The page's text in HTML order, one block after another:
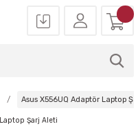
Asus X556UQ Adaptör Laptop